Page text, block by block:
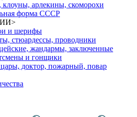
арлекины, скоморохи
форма СССР
>
и шерифы
стюардессы, проводники
жандармы, заключенные
и гонщики
доктор, пожарный, повар